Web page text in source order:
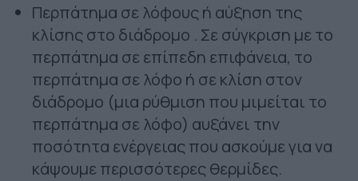
Περπάτημα σε λόφους ή αύξηση της
κλίσης στο διάδρομο . Σε σύγκριση με το
περπάτημα σε επίπεδη επιφάνεια, το
περπάτημα σε λόφο ή σε κλίση στον
διάδρομο (μια ρύθμιση που μιμείται το
περπάτημα σε λόφο) αυξάνει την
ποσότητα ενέργειας που ασκούμε για να
κάψουμε περισσότερες θερμίδες.